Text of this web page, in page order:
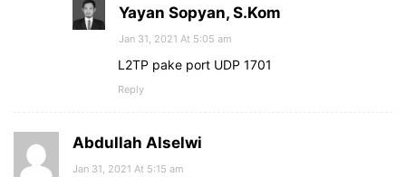
Yayan Sopyan, S.Kom
Jan 31, 2021 At 5:05 am
L2TP pake port UDP 1701
Reply
Abdullah Alselwi
Jan 31, 2021 At 5:15 am